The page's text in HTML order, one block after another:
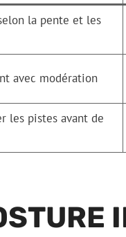
la pente et les
avec modération
les pistes avant de